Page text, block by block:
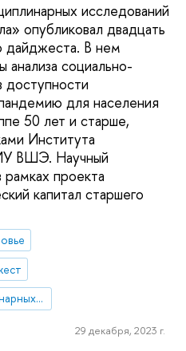
исследований
опубликовал двадцать
дайджеста. В нем
анализа социально-
доступности
для населения
50 лет и старше,
Института
ВШЭ. Научный
проекта
капитал старшего
НЦМУ "Центр междисциплинарных исследований человеческого потенциала"
29 декабря, 2023 г.